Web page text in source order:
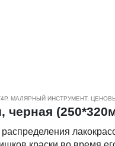
, МАЛЯРНЫЙ ИНСТРУМЕНТ,
черная